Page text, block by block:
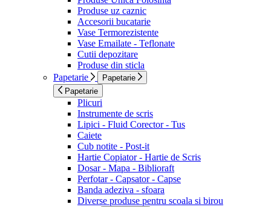
Produse uz caznic
Accesorii bucatarie
Vase Termorezistente
Vase Emailate - Teflonate
Cutii depozitare
Produse din sticla
Papetarie
Papetarie
Papetarie
Plicuri
Instrumente de scris
Lipici - Fluid Corector - Tus
Caiete
Cub notite - Post-it
Hartie Copiator - Hartie de Scris
Dosar - Mapa - Biblioraft
Perfotar - Capsator - Capse
Banda adeziva - sfoara
Diverse produse pentru scoala si birou